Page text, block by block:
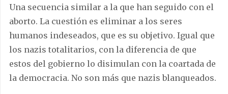
Una secuencia similar a la que han seguido con el
aborto. La cuestión es eliminar a los seres
humanos indeseados, que es su objetivo. Igual que
los nazis totalitarios, con la diferencia de que
estos del gobierno lo disimulan con la coartada de
la democracia. No son más que nazis blanqueados.